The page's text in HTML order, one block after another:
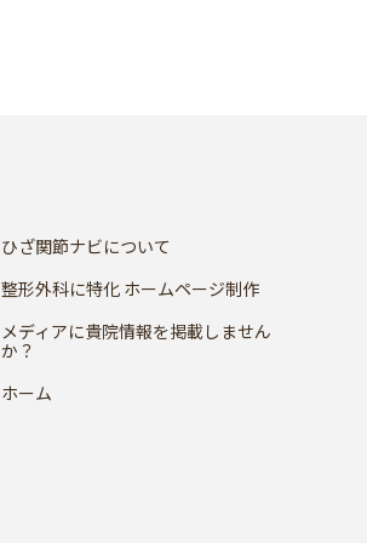
ひざ関節ナビについて
整形外科に特化 ホームページ制作
メディアに貴院情報を掲載しません
か？
ホーム